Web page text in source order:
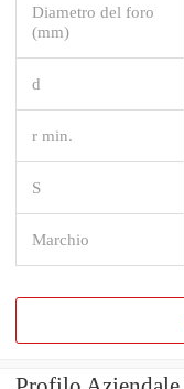
Diametro del foro
(mm)
d
r min.
S
Marchio